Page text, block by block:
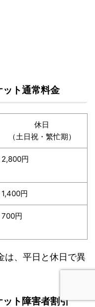
ット通常料金
休日
（土日祝・繁忙期）
2,800円
1,400円
700円
は、平日と休日で異
ト障害者割引